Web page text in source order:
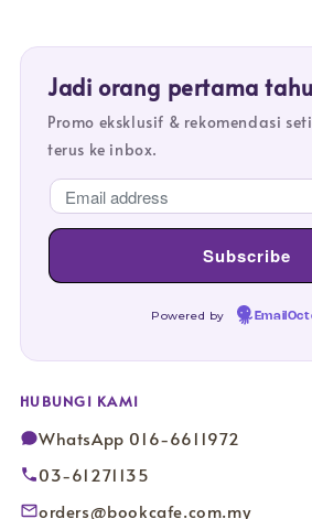
Jadi orang pertama
Promo eksklusif & rekomendasi
terus ke inbox.
Powered by
HUBUNGI KAMI
WhatsApp 016-6611972
03-61271135
orders@bookcafe.com.my